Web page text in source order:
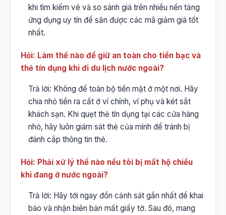
khi tìm kiếm vé và so sánh giá trên nhiều nền tảng
ứng dụng uy tín để săn được các mã giảm giá tốt
nhất.
Hỏi: Làm thế nào để giữ an toàn cho tiền bạc và
thẻ tín dụng khi đi du lịch nước ngoài?
Trả lời: Không để toàn bộ tiền mặt ở một nơi. Hãy
chia nhỏ tiền ra cất ở ví chính, ví phụ và két sắt
khách sạn. Khi quẹt thẻ tín dụng tại các cửa hàng
nhỏ, hãy luôn giám sát thẻ của mình để tránh bị
đánh cắp thông tin thẻ.
Hỏi: Phải xử lý thế nào nếu tôi bị mất hộ chiếu
khi đang ở nước ngoài?
Trả lời: Hãy tới ngay đồn cảnh sát gần nhất để khai
báo và nhận biên bản mất giấy tờ. Sau đó, mang